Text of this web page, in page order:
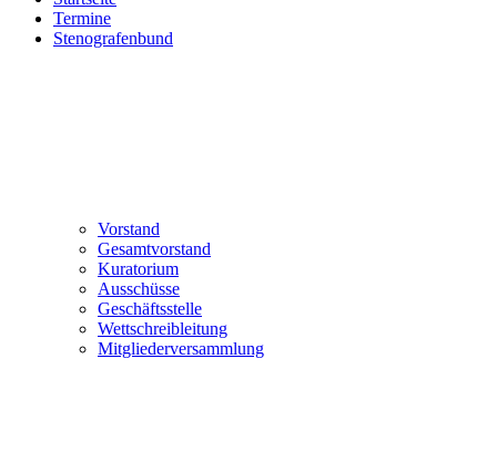
Termine
Stenografenbund
Vorstand
Gesamtvorstand
Kuratorium
Ausschüsse
Geschäftsstelle
Wettschreibleitung
Mitgliederversammlung